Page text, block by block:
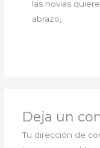
las novias
abrazo,
Deja un
Tu dirección de